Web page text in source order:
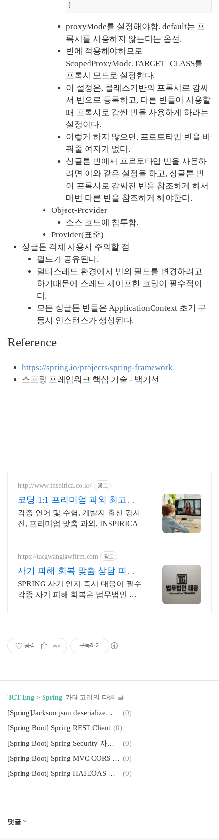
}
proxyMode를 설정해야함. default는 프
록시를 사용하지 않는다는 옵션.
빈에 적용해야하므로
ScopedProxyMode.TARGET_CLASS를
프록시 모드로 설정한다.
이 설정은, 클래스기반의 프록시로 감싸
서 빈으로 등록하고, 다른 빈들이 사용할
때 프록시로 감싼 빈을 사용하게 하라는
설정이다.
이렇게 하지 않으면, 프로토타입 빈을 바
꿔줄 여지가 없다.
싱글톤 빈에서 프로토타입 빈을 사용하
려면 이와 같은 설정을 하고, 싱글톤 빈
이 프록시로 감싸진 빈을 참조하게 해서
매번 다른 빈을 참조하게 해야한다.
Object-Provider
소스 코드에 침투함.
Provider(표준)
싱글톤 객체 사용시 주의할 점
필드가 공유된다.
멀티스레드 환경에서 빈의 필드를 변경하려고
하기때문에 스레드 세이프한 코딩이 필수적이
다.
모든 싱글톤 빈들은 ApplicationContext 초기 구
동시 인스턴스가 생성된다.
Reference
https://spring.io/projects/spring-framework
스프링 프레임워크 핵심 기술 - 백기선
http://www.inspirica.co.kr/ 광고
코딩 1:1 프리미엄 과외 최고의
선생님들과 함께
각종 언어 및 수험, 개발자 출신 강사
진, 프리미엄 맞춤 과외, INSPIRICA
https://taegwanglawfirm.com 광고
사기 피해 회복 맞춤 상담 피해
금 회수 가능성 확인
SPRING 사기 인지 즉시 대응이 필수
각종 사기 피해 회복은 법무법인 태
공감 구독하기
'ICT Eng > Spring' 카테고리의 다른 글
[Spring]Jackson json deserialize시 snake_case to camelCase
(0)
[Spring Boot] Spring REST Client (0)
[Spring Boot] Spring Security 자동 설정과 커스터마이징
(0)
[Spring Boot] Spring MVC CORS 활용, ajax로 검증 (0)
[Spring Boot] Spring HATEOAS 활용
(0)
댓글